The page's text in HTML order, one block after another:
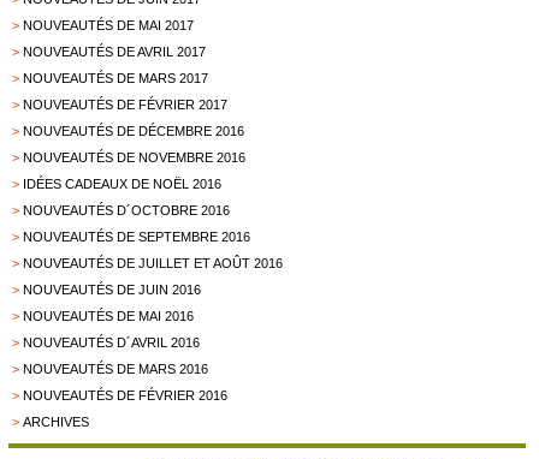
> NOUVEAUTÉS DE MAI 2017
> NOUVEAUTÉS DE AVRIL 2017
> NOUVEAUTÉS DE MARS 2017
> NOUVEAUTÉS DE FÉVRIER 2017
> NOUVEAUTÉS DE DÉCEMBRE 2016
> NOUVEAUTÉS DE NOVEMBRE 2016
> IDÉES CADEAUX DE NOËL 2016
> NOUVEAUTÉS D´OCTOBRE 2016
> NOUVEAUTÉS DE SEPTEMBRE 2016
> NOUVEAUTÉS DE JUILLET ET AOÛT 2016
> NOUVEAUTÉS DE JUIN 2016
> NOUVEAUTÉS DE MAI 2016
> NOUVEAUTÉS D´AVRIL 2016
> NOUVEAUTÉS DE MARS 2016
> NOUVEAUTÉS DE FÉVRIER 2016
> ARCHIVES